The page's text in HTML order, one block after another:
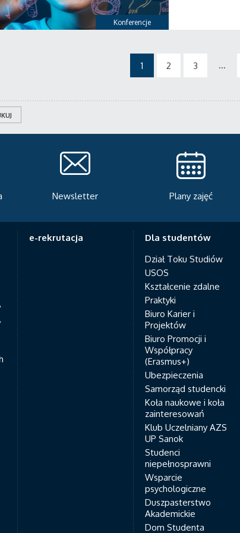
Konferencje
1 2 3 ...
Plany zajęć Serwis rekrutacyjny
e-rekrutacja
Dla studentów
Dział Toku Studiów
USOS
Kształcenie zdalne
Praktyki
Biuro Karier i
Projektów
Biuro Promocji i
Współpracy
(Erasmus+)
Ubezpieczenia
Samorząd studencki
Koła naukowe i koła
zainteresowań
Klub Uczelniany AZS
UP Sanok
Studenci
niepełnosprawni
Wsparcie
psychologiczne
Duszpasterstwo
Akademickie
Dom Studenta